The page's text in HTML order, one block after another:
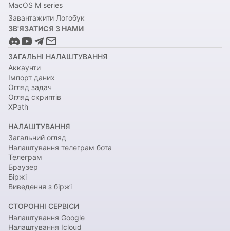
MacOS M series
Завантажити Логобук
ЗВ'ЯЗАТИСЯ З НАМИ
ЗАГАЛЬНІ НАЛАШТУВАННЯ
Аккаунти
Імпорт даних
Огляд задач
Огляд скриптів
XPath
НАЛАШТУВАННЯ
Загальний огляд
Налаштування телеграм бота
Телеграм
Браузер
Біржі
Виведення з біржі
СТОРОННІ СЕРВІСИ
Налаштування Google
Налаштування Icloud